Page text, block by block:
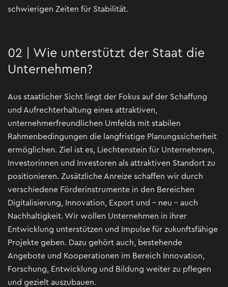
schwierigen Zeiten für Stabilität.
02 | Wie unterstützt der Staat die
Unternehmen?
Aus staatlicher Sicht liegt der Fokus auf der Schaffung
und Aufrechterhaltung eines attraktiven,
unternehmerfreundlichen Umfelds mit stabilen
Rahmenbedingungen die langfristige Planungssicherheit
ermöglichen. Ziel ist es, Liechtenstein für Unternehmen,
Investorinnen und Investoren als attraktiven Standort zu
positionieren. Zusätzliche Anreize schaffen wir durch
verschiedene Förderinstrumente in den Bereichen
Digitalisierung, Innovation, Export und – neu – auch
Nachhaltigkeit. Wir wollen Unternehmen in ihrer
Entwicklung unterstützen und Impulse für zukunftsfähige
Projekte geben. Dazu gehört auch, bestehende
Angebote und Kooperationen im Bereich Innovation,
Forschung, Entwicklung und Bildung weiter zu pflegen
und gezielt auszubauen.